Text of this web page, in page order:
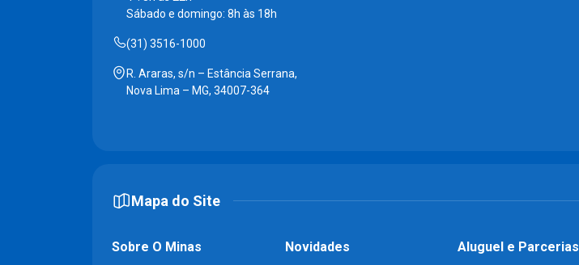
Sábado e domingo: 8h às 18h
(31) 3516-1000
R. Araras, s/n – Estância Serrana,
Nova Lima – MG, 34007-364
Mapa do Site
Sobre O Minas
Novidades
Aluguel e Parcerias